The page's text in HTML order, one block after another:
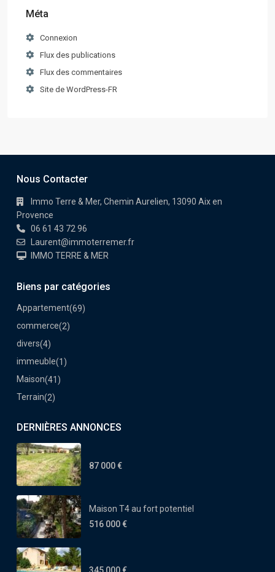
Méta
Connexion
Flux des publications
Flux des commentaires
Site de WordPress-FR
Nous Contacter
Immo Terre & Mer, Chemin Aurelien, 13090 Aix en
Provence
06 61 43 72 96
Laurent@immoterremer.fr
IMMO TERRE & MER
Biens par catégories
Appartement(69)
commerce(2)
divers(4)
immeuble(1)
Maison(41)
Terrain(2)
DERNIÈRES ANNONCES
87 000 €
Maison T4 au fort potentiel
516 000 €